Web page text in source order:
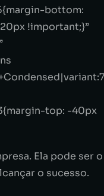
bottom:
!important;}”
top: -40px
Ela pode ser o
o sucesso.